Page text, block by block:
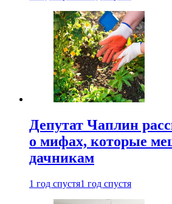
Депутат Чаплин
о мифах, которые
дачникам
1 год спустя1 год спустя